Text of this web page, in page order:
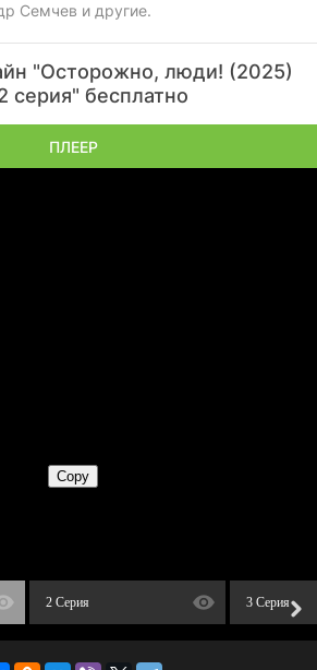
Семчев и другие.
"Осторожно, люди! (2025)
серия" бесплатно
ПЛЕЕР
2 Серия 3 Серия